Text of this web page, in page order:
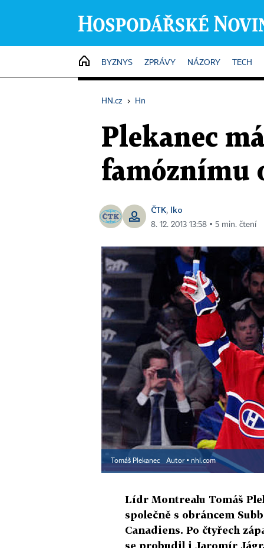
HOME
BYZNYS ZPRÁVY NÁZORY TECH
HN.cz › Hn
Plekanec
famóznímu
ČTK, lko
8. 12. 2013 13:58 ▪ 5 min. čtení
Tomáš Plekanec Autor ▪ nhl.com
Lídr Montrealu Tomáš
společně s obráncem
Canadiens. Po čtyřech
se probudil i Jaromír